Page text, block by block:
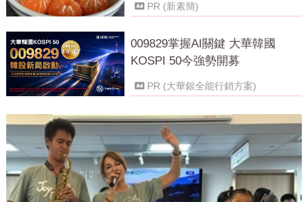
PR (新素簡)
009829掌握AI關鍵 大華韓國
KOSPI 50今強勢開募
PR (大華銀全能行銷方案)